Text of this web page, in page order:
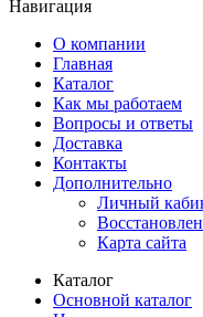
Навигация
О компании
Главная
Каталог
Как мы работаем
Вопросы и ответы
Доставка
Контакты
Дополнительно
Личный
Карта сайта
Каталог
Основной каталог